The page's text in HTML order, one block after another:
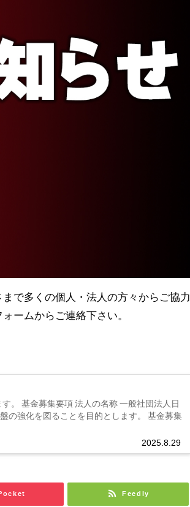
で多くの個人・法人の方々からご協力
ームからご連絡下さい。
2025.8.29
。 基金募集要項 法人の名称 一般社団法人日
の強化を図ることを目的とします。 基金募集
Feedly